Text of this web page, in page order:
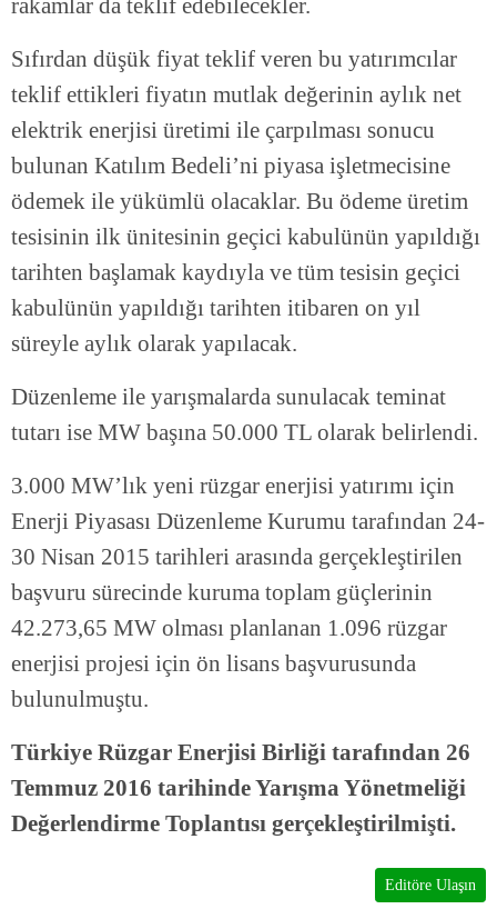
rakamlar da teklif edebilecekler.
Sıfırdan düşük fiyat teklif veren bu yatırımcılar
teklif ettikleri fiyatın mutlak değerinin aylık net
elektrik enerjisi üretimi ile çarpılması sonucu
bulunan Katılım Bedeli’ni piyasa işletmecisine
ödemek ile yükümlü olacaklar. Bu ödeme üretim
tesisinin ilk ünitesinin geçici kabulünün yapıldığı
tarihten başlamak kaydıyla ve tüm tesisin geçici
kabulünün yapıldığı tarihten itibaren on yıl
süreyle aylık olarak yapılacak.
Düzenleme ile yarışmalarda sunulacak teminat
tutarı ise MW başına 50.000 TL olarak belirlendi.
3.000 MW’lık yeni rüzgar enerjisi yatırımı için
Enerji Piyasası Düzenleme Kurumu tarafından 24-
30 Nisan 2015 tarihleri arasında gerçekleştirilen
başvuru sürecinde kuruma toplam güçlerinin
42.273,65 MW olması planlanan 1.096 rüzgar
enerjisi projesi için ön lisans başvurusunda
bulunulmuştu.
Türkiye Rüzgar Enerjisi Birliği tarafından 26
Temmuz 2016 tarihinde Yarışma Yönetmeliği
Değerlendirme Toplantısı gerçekleştirilmişti.
Editöre Ulaşın